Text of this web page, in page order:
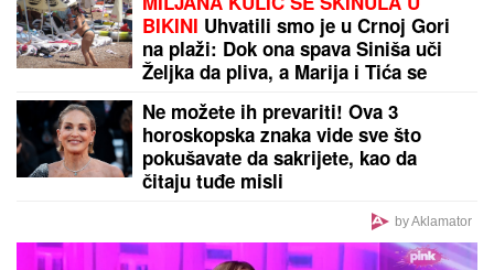
BIKINI Uhvatili smo je u Crnoj Gori
na plaži: Dok ona spava Siniša uči
Željka da pliva, a Marija i Tića se
Ne možete ih prevariti! Ova 3
horoskopska znaka vide sve što
pokušavate da sakrijete, kao da
čitaju tuđe misli
by Aklamator